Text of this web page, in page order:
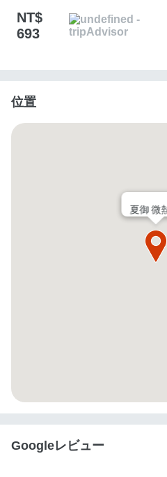
NT$
693
位置
夏御 微
Googleレビュー